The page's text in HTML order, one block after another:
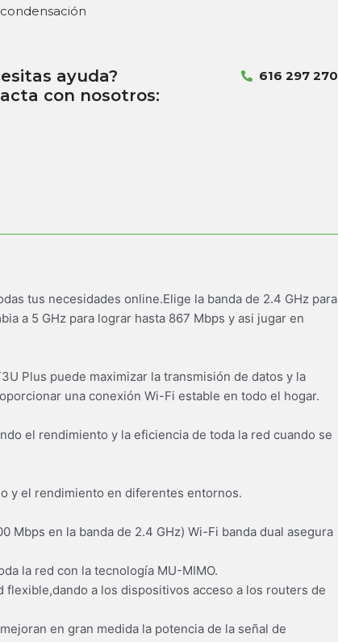
ayuda?
con nosotros:
616 297 270
tus necesidades online.Elige la banda de 2.4 GHz para
a 5 GHz para lograr hasta 867 Mbps y asi jugar en
Plus puede maximizar la transmisión de datos y la
una conexión Wi-Fi estable en todo el hogar.
el rendimiento y la eficiencia de toda la red cuando se
y el rendimiento en diferentes entornos.
Mbps en la banda de 2.4 GHz) Wi-Fi banda dual asegura
la red con la tecnología MU-MIMO.
flexible,dando a los dispositivos acceso a los routers de
en gran medida la potencia de la señal de